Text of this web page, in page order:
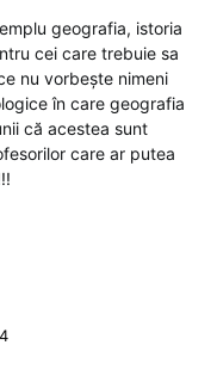
geografia, istoria
cei care trebuie sa
nu vorbește nimeni
în care geografia
că acestea sunt
care ar putea